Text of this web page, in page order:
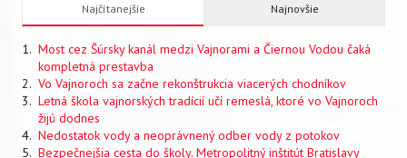
Najčítanejšie Najnovšie
Most cez Šúrsky kanál medzi Vajnorami a Čiernou Vodou čaká
kompletná prestavba
Vo Vajnoroch sa začne rekonštrukcia viacerých chodníkov
Letná škola vajnorských tradícií učí remeslá, ktoré vo Vajnoroch
žijú dodnes
Nedostatok vody a neoprávnený odber vody z potokov
Bezpečnejšia cesta do školy. Metropolitný inštitút Bratislavy